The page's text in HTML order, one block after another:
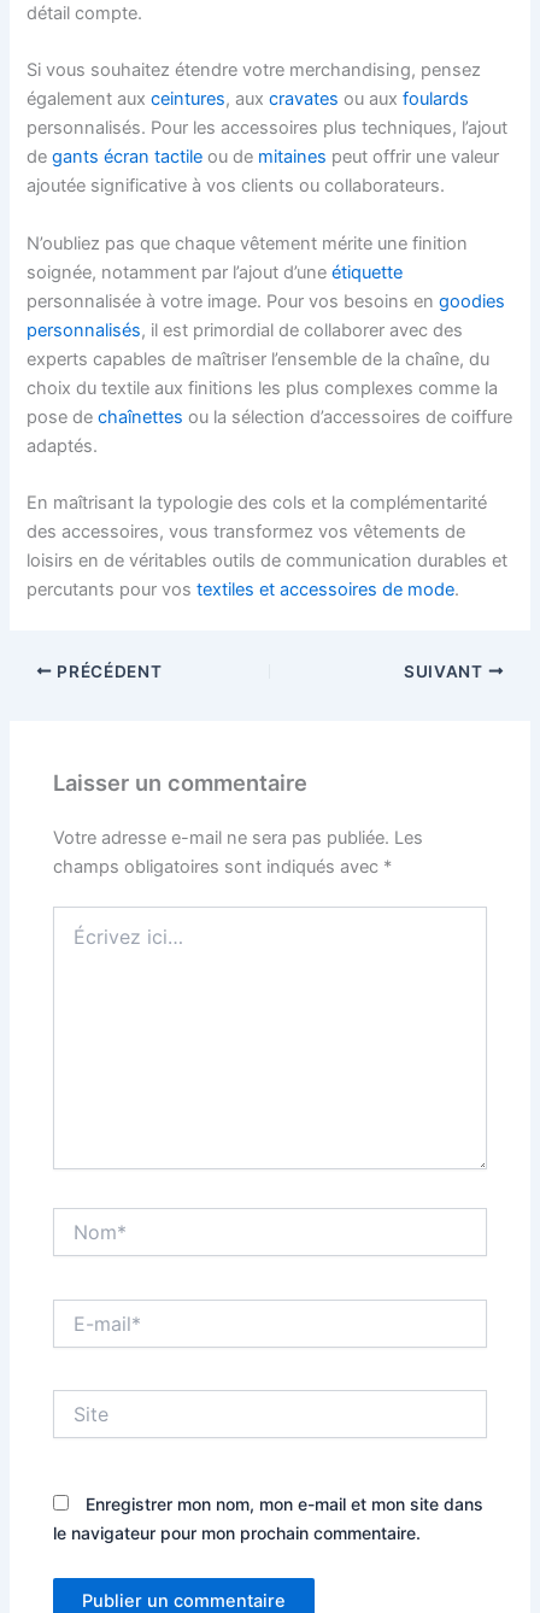
détail compte.
Si vous souhaitez étendre votre merchandising, pensez
également auxceintures, auxcravates ou auxfoulards
personnalisés. Pour les accessoires plus techniques, l’ajout
degants écran tactile ou de mitaines peut offrir une valeur
ajoutée significative à vos clients ou collaborateurs.
N’oubliez pas que chaque vêtement mérite une finition
soignée, notamment par l’ajout d’uneétiquette
personnalisée à votre image. Pour vos besoins engoodies
personnalisés, il est primordial de collaborer avec des
experts capables de maîtriser l’ensemble de la chaîne, du
choix du textile aux finitions les plus complexes comme la
pose dechaînettes ou la sélection d’accessoires de coiffure
adaptés.
En maîtrisant la typologie des cols et la complémentarité
des accessoires, vous transformez vos vêtements de
loisirs en de véritables outils de communication durables et
percutants pour vostextiles et accessoires de mode.
PRÉCÉDENT SUIVANT
Laisser un commentaire
Votre adresse e-mail ne sera pas publiée. Les
champs obligatoires sont indiqués avec *
ici…
mail*
Enregistrer mon nom, mon e-mail et mon site dans
le navigateur pour mon prochain commentaire.